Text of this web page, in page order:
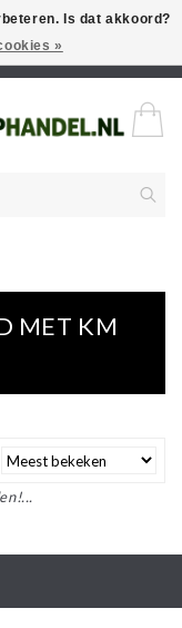
zoekt en deze niet kan
contact op!
MET KM
Is dat akkoord?
»